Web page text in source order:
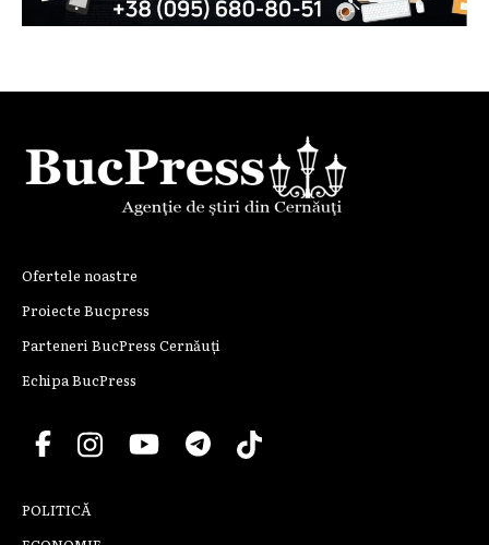
Ofertele noastre
Proiecte Bucpress
Parteneri BucPress Cernăuți
Echipa BucPress
POLITICĂ